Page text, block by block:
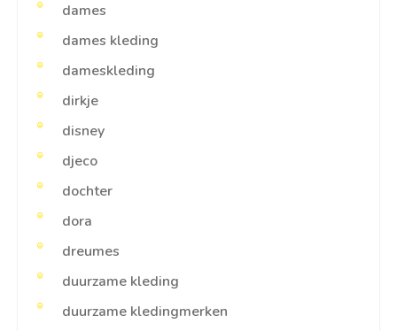
dames
dames kleding
dameskleding
dirkje
disney
djeco
dochter
dora
dreumes
duurzame kleding
duurzame kledingmerken